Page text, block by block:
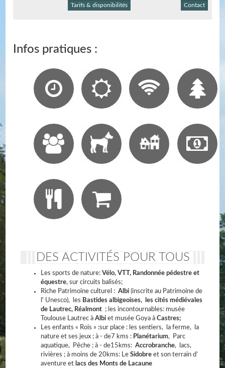
Contact
Tarifs & disponibilités
Infos pratiques :
DES ACTIVITÉS POUR TOUS
Les sports de nature:Vélo, VTT, Randonnée pédestre et
équestre, sur circuits balisés;
Riche Patrimoine culturel :Albi (inscrite au Patrimoine de
l' Unesco), les Bastides albigeoises, les cités médiévales
de Lautrec, Réalmont ; les incontournables: musée
Toulouse Lautrec à Albi et musée Goya àCastres;
Les enfants « Rois » :sur place : les sentiers, la ferme, la
nature et ses jeux ; à - de7 kms : Planétarium, Parc
aquatique, Pêche ; à - de15kms:Accrobranche, lacs,
rivières ; à moins de 20kms: LeSidobre et son terrain d’
aventure et lacs des Monts de Lacaune